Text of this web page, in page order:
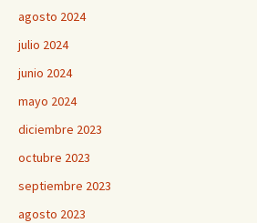
agosto 2024
julio 2024
junio 2024
mayo 2024
diciembre 2023
octubre 2023
septiembre 2023
agosto 2023